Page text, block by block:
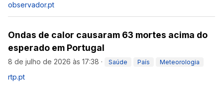
observador.pt
Ondas de calor causaram 63 mortes acima do
esperado em Portugal
8 de julho de 2026 às 17:38 · Saúde País Meteorologia
rtp.pt